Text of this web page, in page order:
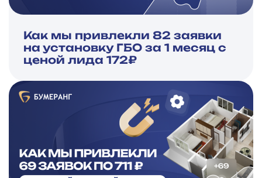
Как мы привлекли 82 заявки
на установку ГБО за 1 месяц с
ценой лида 172₽